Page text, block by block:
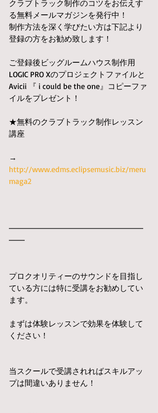
クラブトラック制作のコツをお伝えす
る無料メールマガジンを発行中！
制作方法を深く学びたい方は下記より
登録の方をお勧め致します！
ご登録後ビッグルームハウス制作用
LOGIC PRO Xのプロジェクトファイルと
Avicii 『 i could be the one』コピーファ
イルをプレゼント！
★無料のクラブトラック制作レッスン
講座
→
http://www.edms.eclipsemusic.biz/meru
maga2
━━━━━━━━━━━━━━━━━
━━
プロクオリティーのサウンドを目指し
ている方には特に受講をお勧めしてい
ます。
まずは体験レッスンで効果を体験して
ください！
当スクールで受講されればスキルアッ
プは間違いありません！